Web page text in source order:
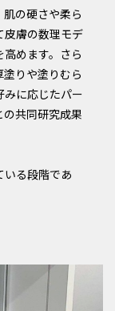
の硬さや柔ら
皮膚の数理モデ
めます。さら
りや塗りむら
みに応じたパー
共同研究成果
る段階であ